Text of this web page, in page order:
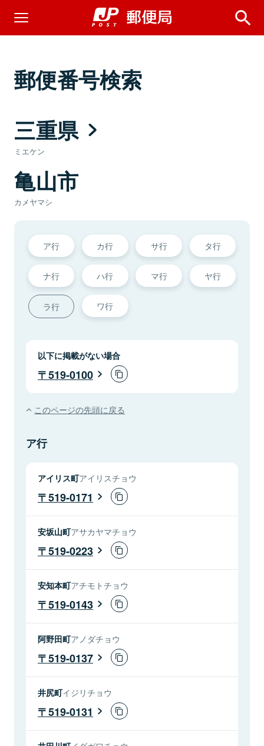
郵便番号検索
三重県
ミエケン
亀山市
カメヤマシ
ア行 カ行 サ行 タ行
ナ行 ハ行 マ行 ヤ行
ラ行 ワ行
以下に掲載がない場合
519-0100
このページの先頭に戻る
ア行
アイリス町アイリスチョウ
519-0171
安坂山町アサカヤマチョウ
519-0223
安知本町アチモトチョウ
519-0143
阿野田町アノダチョウ
519-0137
井尻町イジリチョウ
519-0131